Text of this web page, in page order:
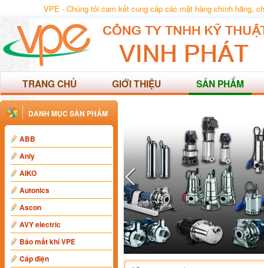
VPE - Chúng tôi cam kết cung cấp các mặt hàng chính hãng,
TRANG CHỦ GIỚI THIỆU SẢN PHẨM
DANH MỤC SẢN PHẨM
ABB
Anly
AIKO
Autonics
Ascon
AVY electric
Báo mất khí VPE
Cáp điện